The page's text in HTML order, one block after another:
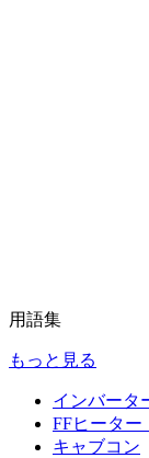
用語集
もっと見る
インバータ
FFヒーター
キャブコン